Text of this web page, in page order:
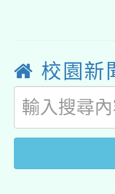
業技
用水
115年
桃園
開 智
2026
校園新